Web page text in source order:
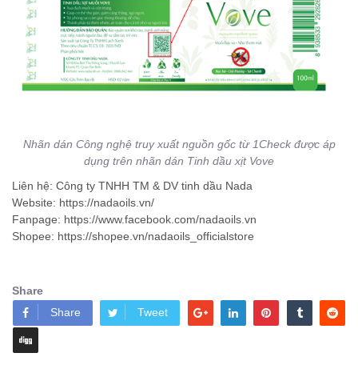
Nhãn dán Công nghệ truy xuất nguồn gốc từ 1Check được áp
dụng trên nhãn dán Tinh dầu xịt Vove
Liên hệ: Công ty TNHH TM & DV tinh dầu Nada
Website: https://nadaoils.vn/
Fanpage: https://www.facebook.com/nadaoils.vn
Shopee: https://shopee.vn/nadaoils_officialstore
Share
Share
Tweet